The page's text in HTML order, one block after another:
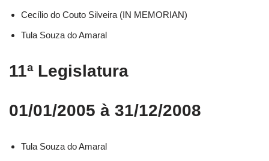
Cecílio do Couto Silveira (IN MEMORIAN)
Tula Souza do Amaral
11ª Legislatura
01/01/2005 à 31/12/2008
Tula Souza do Amaral